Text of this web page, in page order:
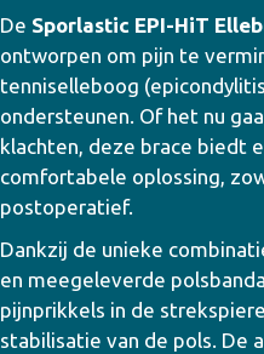
De Sporlastic EPI-HiT
ontworpen om pijn te
tenniselleboog
ondersteunen. Of het nu
klachten, deze brace biedt
comfortabele oplossing,
postoperatief.
Dankzij de unieke
en meegeleverde
pijnprikkels in de
stabilisatie van de pols. De